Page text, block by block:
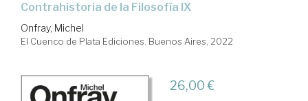
Contrahistoria de la Filosofía IX
Onfray, Michel
El Cuenco de Plata Ediciones. Buenos Aires, 2022
26,00 €